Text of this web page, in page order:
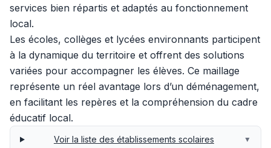
services bien répartis et adaptés au fonctionnement
local.
Les écoles, collèges et lycées environnants participent
à la dynamique du territoire et offrent des solutions
variées pour accompagner les élèves. Ce maillage
représente un réel avantage lors d’un déménagement,
en facilitant les repères et la compréhension du cadre
éducatif local.
Voir la liste des établissements scolaires ▼